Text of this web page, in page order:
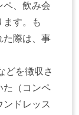
ペ、飲み会
ます。も
た際は、事
どを徴収さ
た（コンペ
ドレッス